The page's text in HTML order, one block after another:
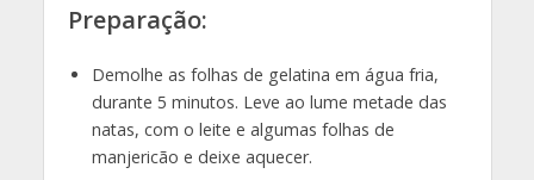
Preparação:
Demolhe as folhas de gelatina em água fria,
durante 5 minutos. Leve ao lume metade das
natas, com o leite e algumas folhas de
manjericão e deixe aquecer.